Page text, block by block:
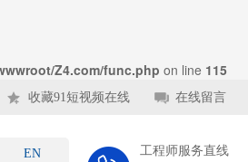
Z4.com/func.php on line 115
收藏91短视频在线 在线留言
工程师服务直线
EN